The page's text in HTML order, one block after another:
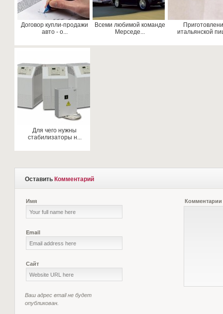
Договор купли-продажи
авто - о...
Всеми любимой команде
Мерседе...
итальянской
Для чего нужны
стабилизаторы н...
ОставитьКомментарий
Имя
Email
Сайт
Ваш адрес email не будет
опубликован.
Комментарии